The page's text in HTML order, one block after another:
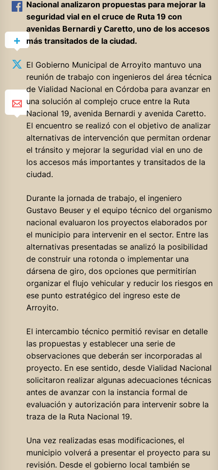
Nacional analizaron propuestas para mejorar la
seguridad vial en el cruce de Ruta 19 con
avenidas Bernardi y Caretto, uno de los accesos
más transitados de la ciudad.
El Gobierno Municipal de Arroyito mantuvo una
reunión de trabajo con ingenieros del área técnica
de Vialidad Nacional en Córdoba para avanzar en
una solución al complejo cruce entre la Ruta
Nacional 19, avenida Bernardi y avenida Caretto.
El encuentro se realizó con el objetivo de analizar
alternativas de intervención que permitan ordenar
el tránsito y mejorar la seguridad vial en uno de
los accesos más importantes y transitados de la
ciudad.
Durante la jornada de trabajo, el ingeniero
Gustavo Beuser y el equipo técnico del organismo
nacional evaluaron los proyectos elaborados por
el municipio para intervenir en el sector. Entre las
alternativas presentadas se analizó la posibilidad
de construir una rotonda o implementar una
dársena de giro, dos opciones que permitirían
organizar el flujo vehicular y reducir los riesgos en
ese punto estratégico del ingreso este de
Arroyito.
El intercambio técnico permitió revisar en detalle
las propuestas y establecer una serie de
observaciones que deberán ser incorporadas al
proyecto. En ese sentido, desde Vialidad Nacional
solicitaron realizar algunas adecuaciones técnicas
antes de avanzar con la instancia formal de
evaluación y autorización para intervenir sobre la
traza de la Ruta Nacional 19.
Una vez realizadas esas modificaciones, el
municipio volverá a presentar el proyecto para su
revisión. Desde el gobierno local también se